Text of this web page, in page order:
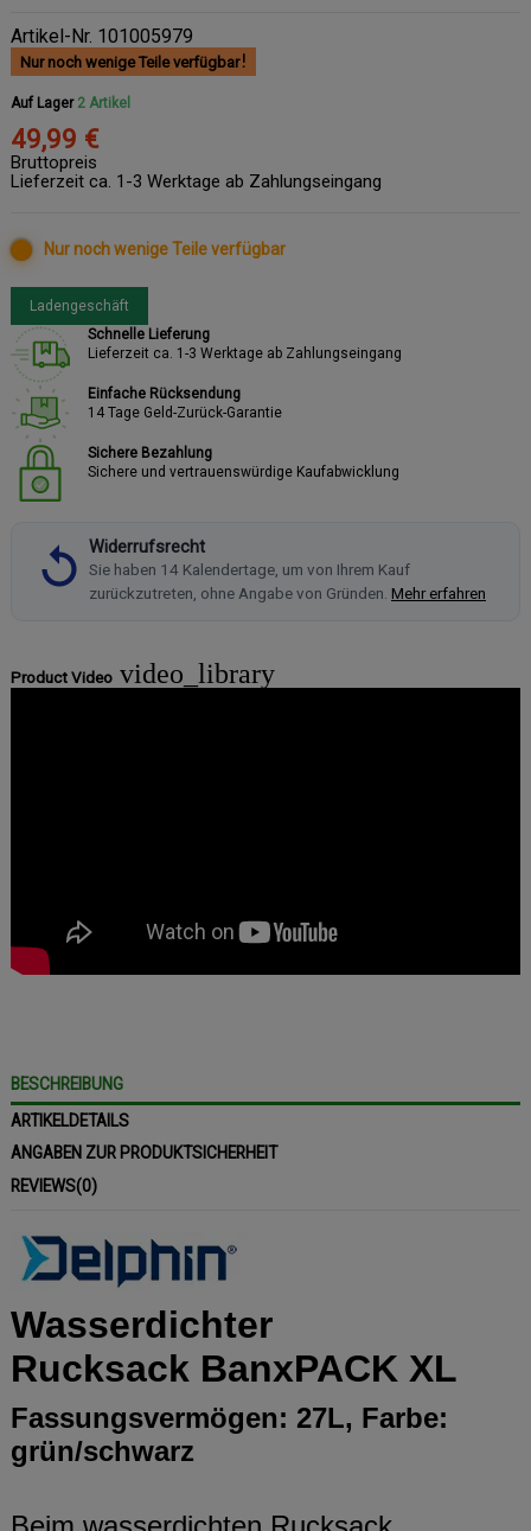
Artikel-Nr. 101005979
Nur noch wenige Teile verfügbar
Auf Lager 2 Artikel
49,99 €
Bruttopreis
Lieferzeit ca. 1-3 Werktage ab Zahlungseingang
Nur noch wenige Teile verfügbar
Ladengeschäft
Schnelle Lieferung
Lieferzeit ca. 1-3 Werktage ab Zahlungseingang
Einfache Rücksendung
14 Tage Geld-Zurück-Garantie
Sichere Bezahlung
Sichere und vertrauenswürdige Kaufabwicklung
Widerrufsrecht
Sie haben 14 Kalendertage, um von Ihrem Kauf
zurückzutreten, ohne Angabe von Gründen. Mehr erfahren
Product Video video_library
BESCHREIBUNG
ARTIKELDETAILS
ANGABEN ZUR PRODUKTSICHERHEIT
REVIEWS(0)
Wasserdichter
Rucksack BanxPACK XL
Fassungsvermögen: 27L, Farbe:
grün/schwarz